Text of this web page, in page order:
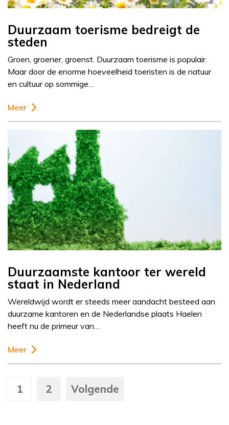
Duurzaam toerisme bedreigt de
steden
Groen, groener, groenst. Duurzaam toerisme is populair.
Maar door de enorme hoeveelheid toeristen is de natuur
en cultuur op sommige…
Meer
Duurzaamste kantoor ter wereld
staat in Nederland
Wereldwijd wordt er steeds meer aandacht besteed aan
duurzame kantoren en de Nederlandse plaats Haelen
heeft nu de primeur van…
Meer
1 2 Volgende